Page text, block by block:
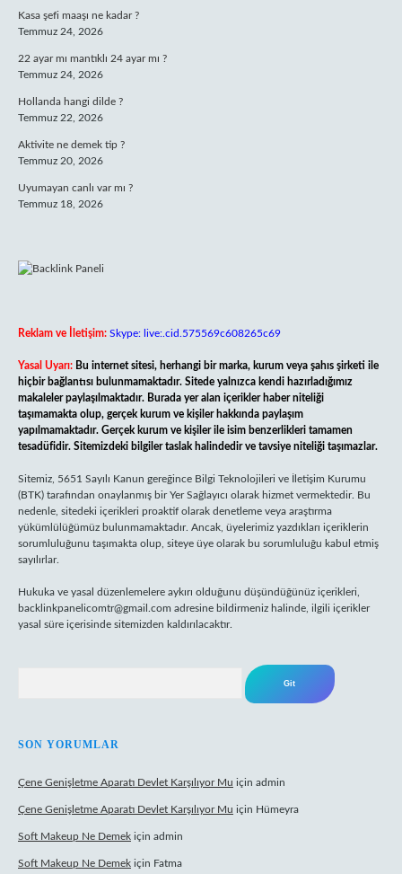
Kasa şefi maaşı ne kadar ?
Temmuz 24, 2026
22 ayar mı mantıklı 24 ayar mı ?
Temmuz 24, 2026
Hollanda hangi dilde ?
Temmuz 22, 2026
Aktivite ne demek tip ?
Temmuz 20, 2026
Uyumayan canlı var mı ?
Temmuz 18, 2026
Reklam ve İletişim: Skype: live:.cid.575569c608265c69
Yasal Uyarı: Bu internet sitesi, herhangi bir marka, kurum veya şahıs şirketi ile
hiçbir bağlantısı bulunmamaktadır. Sitede yalnızca kendi hazırladığımız
makaleler paylaşılmaktadır. Burada yer alan içerikler haber niteliği
taşımamakta olup, gerçek kurum ve kişiler hakkında paylaşım
yapılmamaktadır. Gerçek kurum ve kişiler ile isim benzerlikleri tamamen
tesadüfidir. Sitemizdeki bilgiler taslak halindedir ve tavsiye niteliği taşımazlar.
Sitemiz, 5651 Sayılı Kanun gereğince Bilgi Teknolojileri ve İletişim Kurumu
(BTK) tarafından onaylanmış bir Yer Sağlayıcı olarak hizmet vermektedir. Bu
nedenle, sitedeki içerikleri proaktif olarak denetleme veya araştırma
yükümlülüğümüz bulunmamaktadır. Ancak, üyelerimiz yazdıkları içeriklerin
sorumluluğunu taşımakta olup, siteye üye olarak bu sorumluluğu kabul etmiş
sayılırlar.
Hukuka ve yasal düzenlemelere aykırı olduğunu düşündüğünüz içerikleri,
backlinkpanelicomtr@gmail.com adresine bildirmeniz halinde, ilgili içerikler
yasal süre içerisinde sitemizden kaldırılacaktır.
SON YORUMLAR
Çene Genişletme Aparatı Devlet Karşılıyor Mu için admin
Çene Genişletme Aparatı Devlet Karşılıyor Mu için Hümeyra
Soft Makeup Ne Demek için admin
Soft Makeup Ne Demek için Fatma